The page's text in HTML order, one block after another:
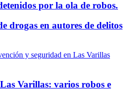
por la ola de robos.
drogas en autores de delitos
Varillas: varios robos e